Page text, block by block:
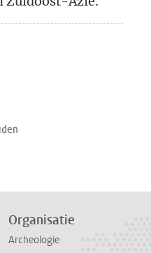
Mastodon
Organisatie
Archeologie